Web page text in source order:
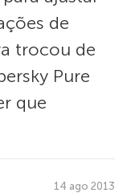
de
trocou de
Pure
que
14 ago 2013